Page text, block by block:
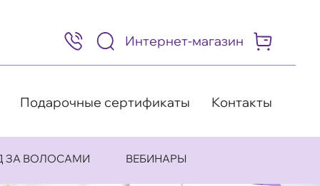
8
(495)
505-
98
Интернет-магазин
Подарочные сертификаты Контакты
ЗА ВОЛОСАМИ ВЕБИНАРЫ